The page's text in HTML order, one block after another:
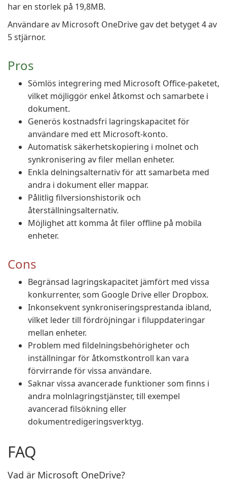
har en storlek på 19,8MB.
Användare av Microsoft OneDrive gav det betyget 4 av
5 stjärnor.
Pros
Sömlös integrering med Microsoft Office-paketet,
vilket möjliggör enkel åtkomst och samarbete i
dokument.
Generös kostnadsfri lagringskapacitet för
användare med ett Microsoft-konto.
Automatisk säkerhetskopiering i molnet och
synkronisering av filer mellan enheter.
Enkla delningsalternativ för att samarbeta med
andra i dokument eller mappar.
Pålitlig filversionshistorik och
återställningsalternativ.
Möjlighet att komma åt filer offline på mobila
enheter.
Cons
Begränsad lagringskapacitet jämfört med vissa
konkurrenter, som Google Drive eller Dropbox.
Inkonsekvent synkroniseringsprestanda ibland,
vilket leder till fördröjningar i filuppdateringar
mellan enheter.
Problem med fildelningsbehörigheter och
inställningar för åtkomstkontroll kan vara
förvirrande för vissa användare.
Saknar vissa avancerade funktioner som finns i
andra molnlagringstjänster, till exempel
avancerad filsökning eller
dokumentredigeringsverktyg.
FAQ
Vad är Microsoft OneDrive?